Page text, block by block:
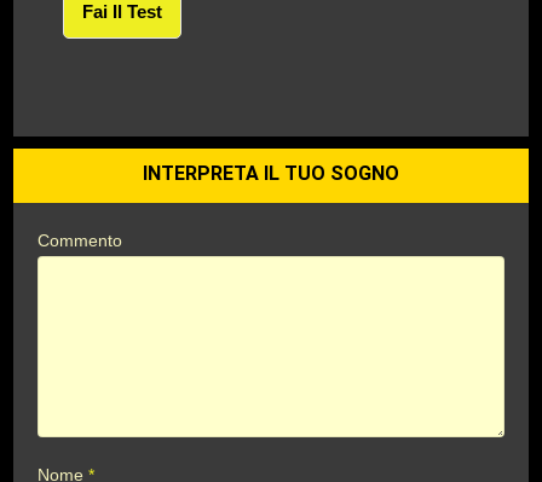
Fai Il Test
INTERPRETA IL TUO SOGNO
Commento
Nome*